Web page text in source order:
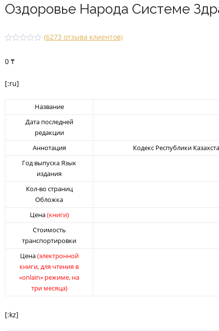
Оздоровье Народа Системе
2.49
основ
е
(6273 отзыва клиентов)
0 ₸
[:ru]
Название
Дата последней
редакции
Аннотация
Кодекс Республики
Год выпуска Язык
издания
Кол-во страниц
Обложка
Цена(книги)
Стоимость
транспортировки
Цена(электронной
книги, для чтения в
«onlain» режиме, на
три месяца)
[:kz]